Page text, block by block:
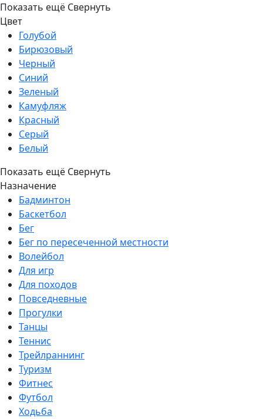
Показать ещё Свернуть
Цвет
Голубой
Бирюзовый
Черный
Синий
Зеленый
Камуфляж
Красный
Серый
Белый
Показать ещё Свернуть
Назначение
Бадминтон
Баскетбол
Бег
Бег по пересеченной местности
Волейбол
Для игр
Для походов
Повседневные
Прогулки
Танцы
Теннис
Трейлраннинг
Туризм
Фитнес
Футбол
Ходьба